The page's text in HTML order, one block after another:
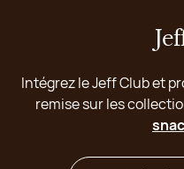
Intégrez le Jeff Club et
remise sur les